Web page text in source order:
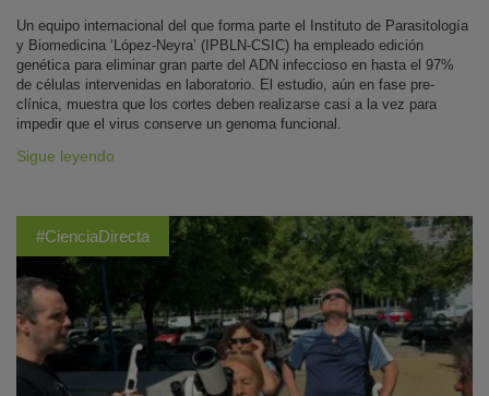
Un equipo internacional del que forma parte el Instituto de Parasitología
y Biomedicina ‘López-Neyra’ (IPBLN-CSIC) ha empleado edición
genética para eliminar gran parte del ADN infeccioso en hasta el 97%
de células intervenidas en laboratorio. El estudio, aún en fase pre-
clínica, muestra que los cortes deben realizarse casi a la vez para
impedir que el virus conserve un genoma funcional.
Sigue leyendo
#CienciaDirecta